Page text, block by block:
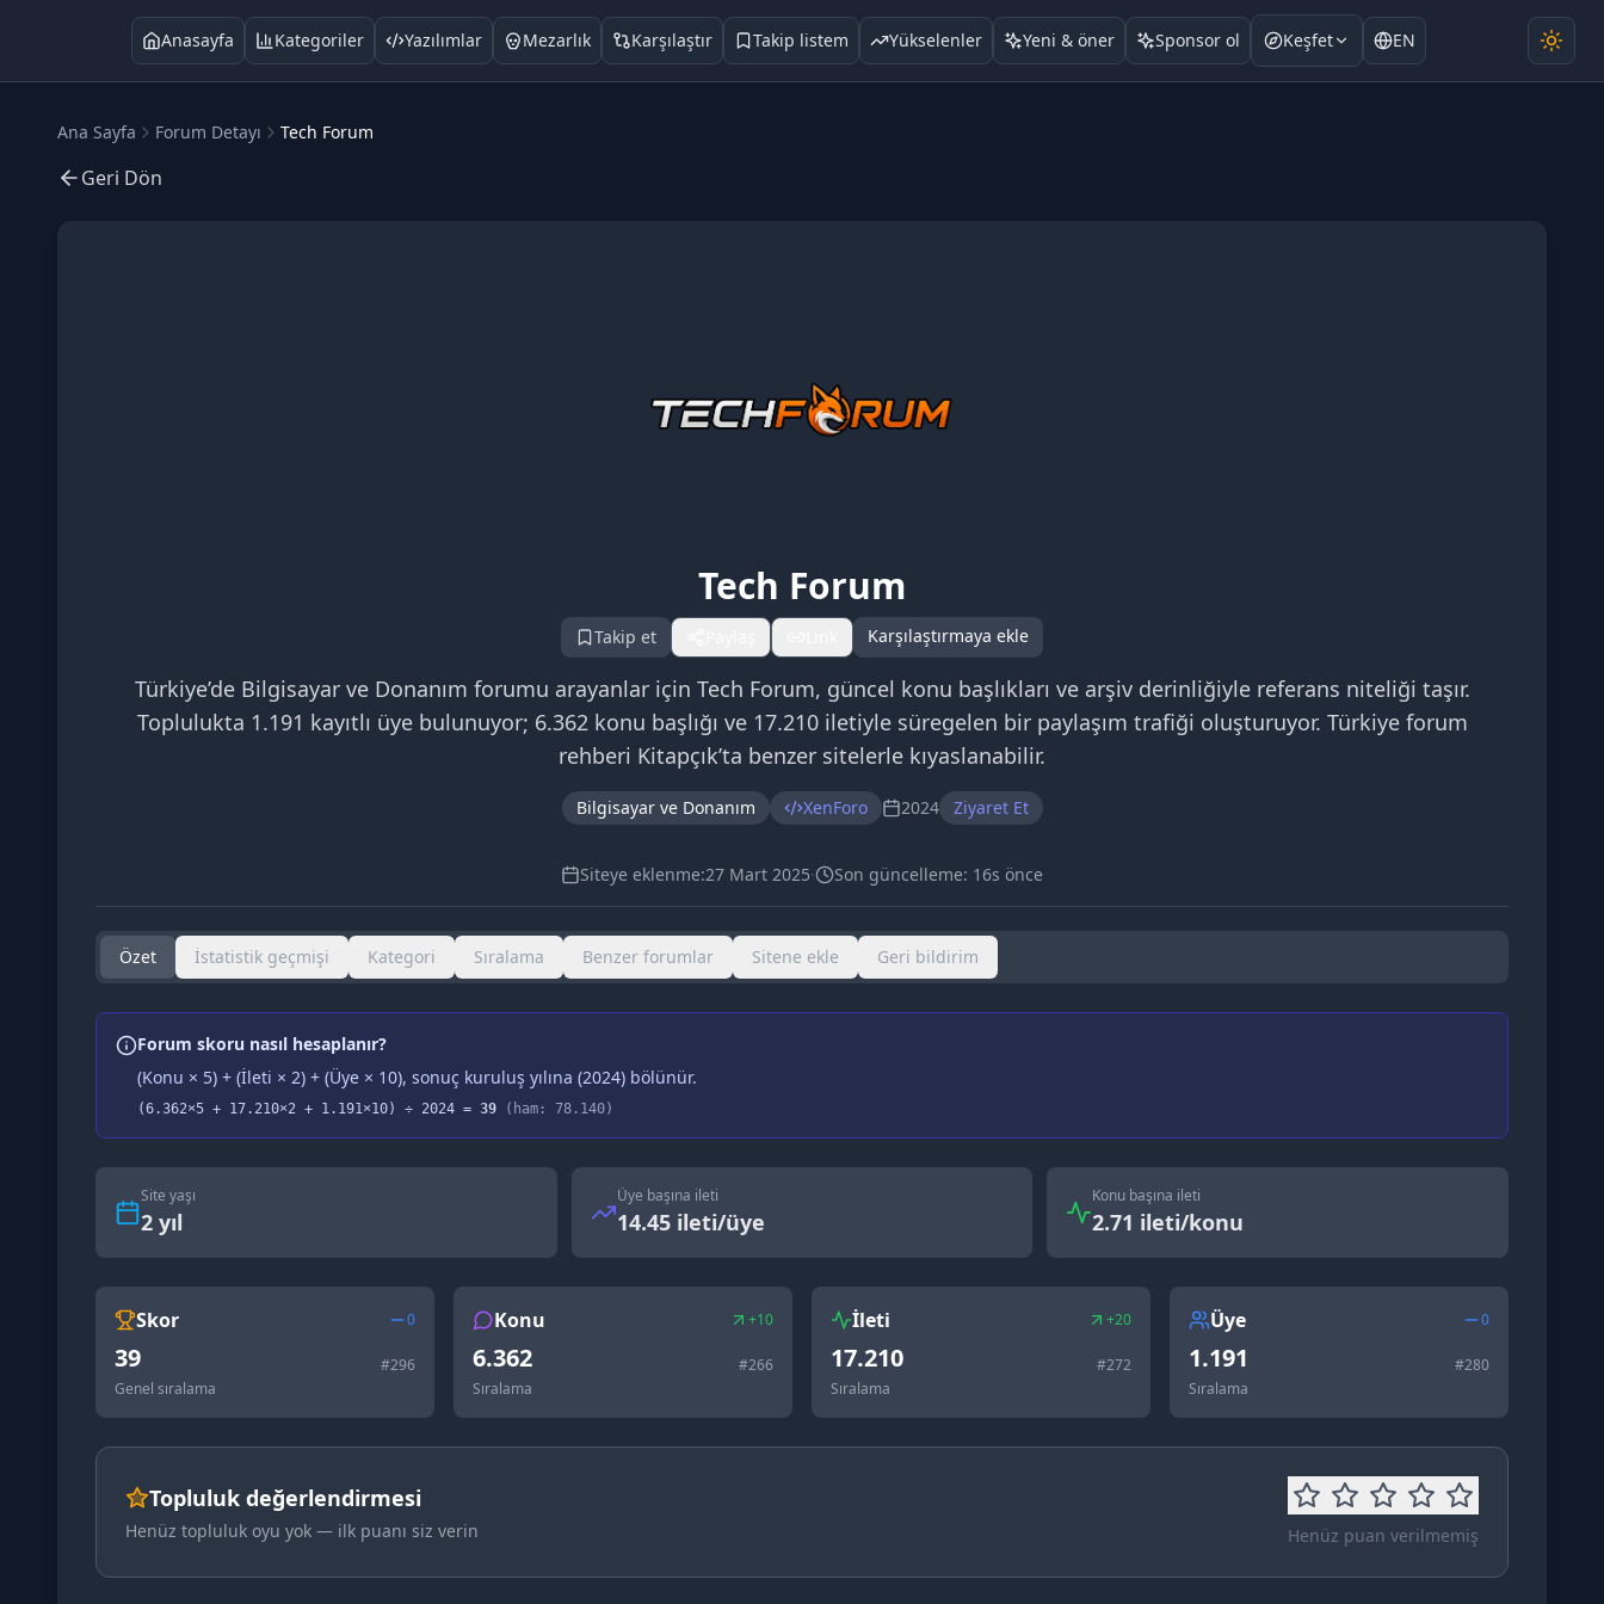
Anasayfa Kategoriler Yazılımlar Mezarlık Karşılaştır Takip listem Yükselenler Yeni & öner Sponsor ol Keşfet EN
Ana Sayfa Forum Detayı Tech Forum
Geri Dön
Tech Forum
Takip et Karşılaştırmaya ekle
Türkiye’de Bilgisayar ve Donanım forumu arayanlar için Tech Forum, güncel konu başlıkları ve arşiv derinliğiyle referans niteliği taşır.
Toplulukta 1.191 kayıtlı üye bulunuyor; 6.362 konu başlığı ve 17.210 iletiyle süregelen bir paylaşım trafiği oluşturuyor. Türkiye forum
rehberi Kitapçık’ta benzer sitelerle kıyaslanabilir.
Bilgisayar ve Donanım XenForo 2024 Ziyaret Et
Siteye eklenme:27 Mart 2025· Son güncelleme: 16s önce
Özet İstatistik geçmişi Kategori Sıralama Benzer forumlar Sitene ekle Geri bildirim
Forum skoru nasıl hesaplanır?
(Konu × 5) + (İleti × 2) + (Üye × 10), sonuç kuruluş yılına (2024) bölünür.
(6.362×5 + 17.210×2 + 1.191×10) ÷ 2024 = 39 (ham: 78.140)
Site yaşı
2 yıl
Üye başına ileti
14.45 ileti/üye
Konu başına ileti
2.71 ileti/konu
Skor 0
39 #296
Genel sıralama
Konu +10
6.362 #266
Sıralama
İleti +20
17.210 #272
Sıralama
Üye 0
1.191 #280
Sıralama
Topluluk değerlendirmesi
Henüz topluluk oyu yok — ilk puanı siz verin Henüz puan verilmemiş